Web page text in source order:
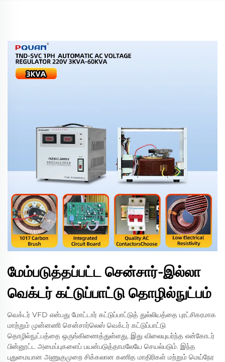
மேம்படுத்தப்பட்ட சென்சார்-இல்லா
வெக்டர் கட்டுப்பாட்டு தொழில்நுட்பம்
வெக்டர் VFD என்பது மோட்டார் கட்டுப்பாட்டுத் துல்லியத்தை புரட்சிகரமாக
மாற்றும் முன்னணி சென்சார்லெஸ் வெக்டர் கட்டுப்பாட்டு
தொழில்நுட்பத்தை ஒருங்கிணைத்துள்ளது, இது விலையுயர்ந்த என்கோடர்
பின்னூட்ட அமைப்புகளைப் பயன்படுத்தாமலேயே செயல்படும். இந்த
புதுமையான அணுகுமுறை சிக்கலான கணித மாதிரிகள் மற்றும் மெய்நேர